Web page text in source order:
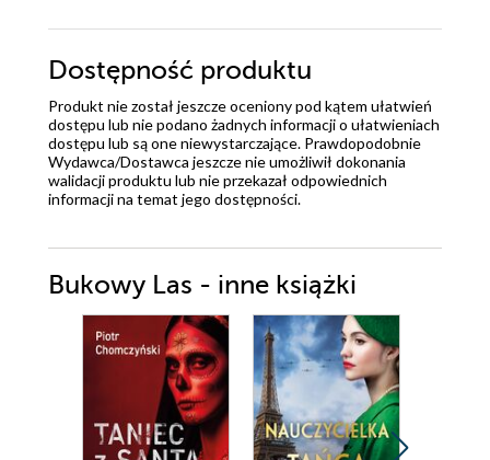
Dostępność produktu
Produkt nie został jeszcze oceniony pod kątem ułatwień
dostępu lub nie podano żadnych informacji o ułatwieniach
dostępu lub są one niewystarczające. Prawdopodobnie
Wydawca/Dostawca jeszcze nie umożliwił dokonania
walidacji produktu lub nie przekazał odpowiednich
informacji na temat jego dostępności.
Bukowy Las - inne książki